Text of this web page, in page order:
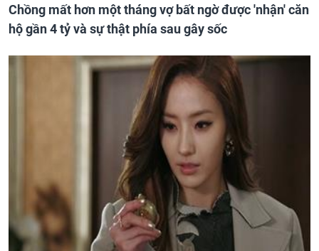
Chồng mất hơn một tháng vợ bất ngờ được 'nhận' căn
hộ gần 4 tỷ và sự thật phía sau gây sốc